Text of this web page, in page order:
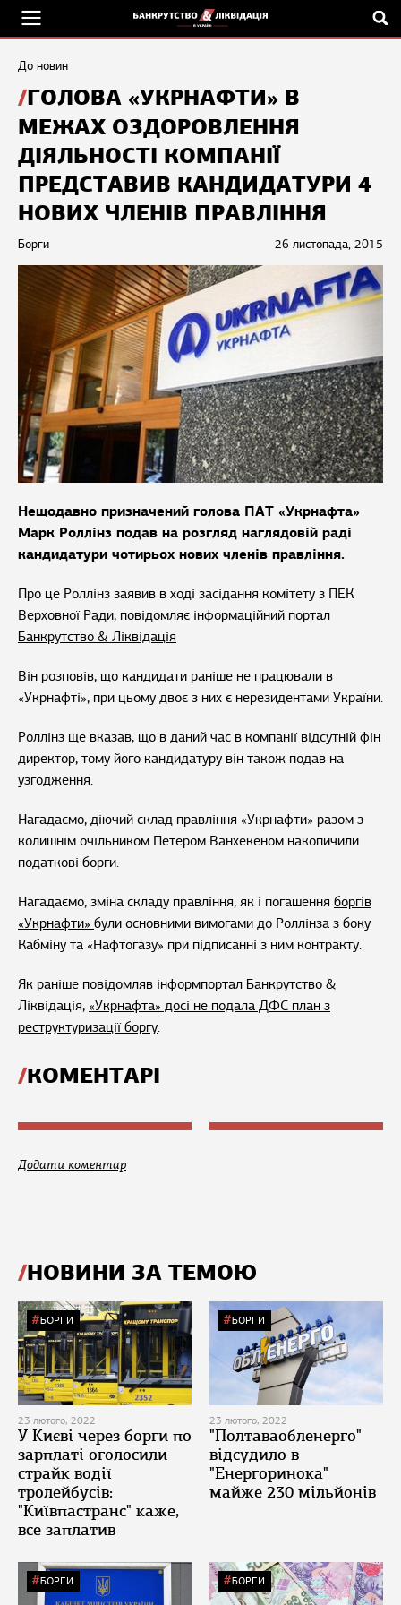
До новин
ГОЛОВА «УКРНАФТИ» В
МЕЖАХ ОЗДОРОВЛЕННЯ
ДІЯЛЬНОСТІ КОМПАНІЇ
ПРЕДСТАВИВ КАНДИДАТУРИ 4
НОВИХ ЧЛЕНІВ ПРАВЛІННЯ
26 листопада, 2015
Борги
Нещодавно призначений голова ПАТ «Укрнафта»
Марк Роллінз подав на розгляд наглядовій раді
кандидатури чотирьох нових членів правління.
Про це Роллінз заявив в ході засідання комітету з ПЕК
Верховної Ради, повідомляє інформаційний портал
Банкрутство & Ліквідація
Він розповів, що кандидати раніше не працювали в
«Укрнафті», при цьому двоє з них є нерезидентами України.
Роллінз ще вказав, що в даний час в компанії відсутній фін
директор, тому його кандидатуру він також подав на
узгодження.
Нагадаємо, діючий склад правління «Укрнафти» разом з
колишнім очільником Петером Ванхекеном накопичили
податкові борги.
Нагадаємо, зміна складу правління, як і погашення боргів
«Укрнафти» були основними вимогами до Роллінза з боку
Кабміну та «Нафтогазу» при підписанні з ним контракту.
Як раніше повідомляв інформпортал Банкрутство &
Ліквідація, «Укрнафта» досі не подала ДФС план з
реструктуризації боргу.
КОМЕНТАРІ
Додати коментар
НОВИНИ ЗА ТЕМОЮ
БОРГИ
23 лютого, 2022
У Києві через борги по
зарплаті оголосили
страйк водії
тролейбусів:
"Київпастранс" каже,
все заплатив
БОРГИ
23 лютого, 2022
"Полтаваобленерго"
відсудило в
"Енергоринока"
майже 230 мільйонів
БОРГИ БОРГИ